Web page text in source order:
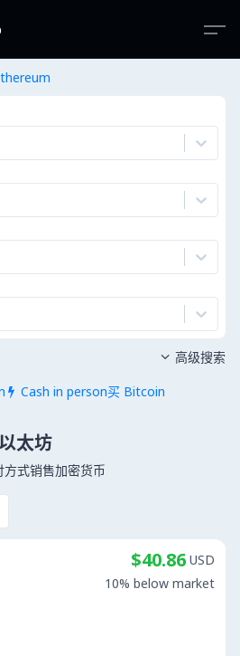
 Cash in person买 Bitcoin
 高级搜索
太坊
式销售加密货币
$40.86 USD
10% below market